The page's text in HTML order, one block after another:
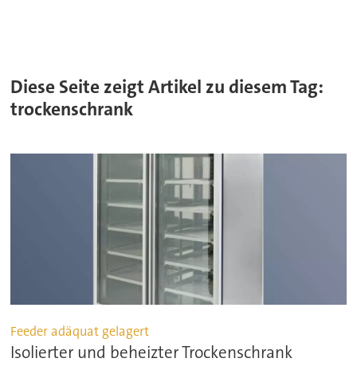
Diese Seite zeigt Artikel zu diesem Tag:
trockenschrank
Feeder adäquat gelagert
Isolierter und beheizter Trockenschrank